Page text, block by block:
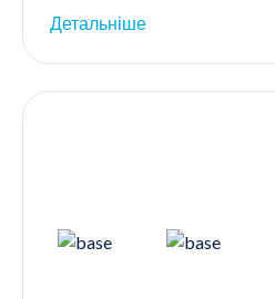
Детальніше